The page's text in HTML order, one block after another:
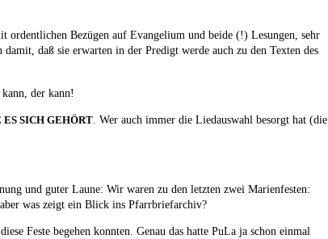
Bezügen auf Evangelium und beide (!) Lesungen, sehr
daß sie erwarten in der Predigt werde auch zu den Texten des
der kann!
SICH GEHÖRT . Wer auch immer die Liedauswahl besorgt hat (die
und guter Laune: Wir waren zu den letzten zwei Marienfesten:
was zeigt ein Blick ins Pfarrbriefarchiv?
Feste begehen konnten. Genau das hatte PuLa ja schon einmal